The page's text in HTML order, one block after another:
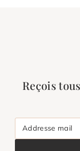
Reçois
Addresse mail